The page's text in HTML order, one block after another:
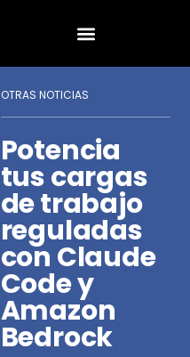
OTRAS NOTICIAS
Potencia
tus cargas
de trabajo
reguladas
con Claude
Code y
Amazon
Bedrock